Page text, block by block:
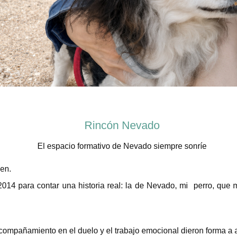
Rincón Nevado
El espacio formativo de Nevado siempre sonríe
para contar una historia real: la de Nevado, mi perro, que
en el duelo y el trabajo emocional dieron forma a